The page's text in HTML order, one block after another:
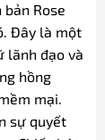
Rose
Đây là một
lãnh đạo và
hồng
mại.
sự quyết